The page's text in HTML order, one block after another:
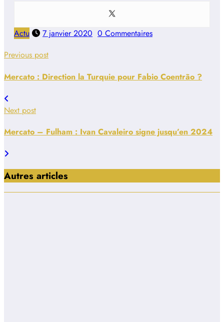
Actu 7 janvier 2020 0 Commentaires
Previous post
Mercato : Direction la Turquie pour Fabio Coentrão ?
Next post
Mercato – Fulham : Ivan Cavaleiro signe jusqu’en 2024
Autres articles